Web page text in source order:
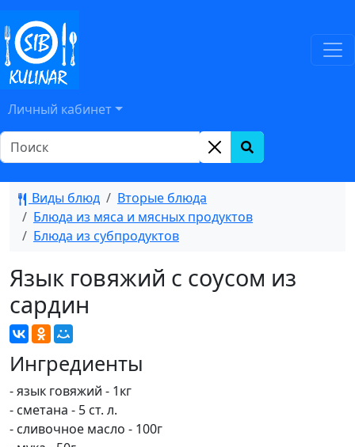
Личный кабинет
Виды блюд
Вторые блюда
Блюда из мяса и мясных продуктов
Блюда из субпродуктов
Язык говяжий с соусом из
сардин
Ингредиенты
- язык говяжий - 1кг
- сметана - 5 ст. л.
- сливочное масло - 100г